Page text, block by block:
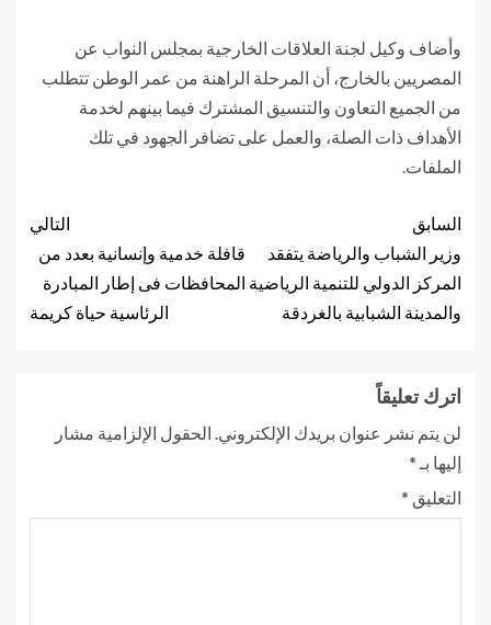
وأضاف وكيل لجنة العلاقات الخارجية بمجلس النواب عن
المصريين بالخارج، أن المرحلة الراهنة من عمر الوطن تتطلب
من الجميع التعاون والتنسيق المشترك فيما بينهم لخدمة
الأهداف ذات الصلة، والعمل على تضافر الجهود في تلك
الملفات.
السابق
وزير الشباب والرياضة يتفقد
المركز الدولي للتنمية الرياضية
والمدينة الشبابية بالغردقة
التالي
قافلة خدمية وإنسانية بعدد من
المحافظات فى إطار المبادرة
الرئاسية حياة كريمة
اترك تعليقاً
لن يتم نشر عنوان بريدك الإلكتروني. الحقول الإلزامية مشار
إليها بـ *
التعليق *